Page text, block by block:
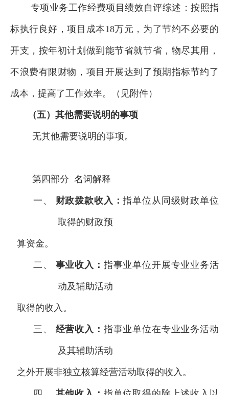
专项业务工作经费项目绩效自评综述：按照指
标执行良好，项目成本18万元， 为了节约不必要的
开支，按年初计划做到能节省就节省，物尽其用，
不浪费有限财物，项目开展达到了预期指标节约了
成本，提高了工作效率。（见附件）
（五）其他需要说明的事项
无其他需要说明的事项。
第四部分 名词解释
一、 财政拨款收入：指单位从同级财政单位
取得的财政预
算资金。
二、 事业收入： 指事业单位开展专业业务活
动及辅助活动
取得的收入。
三、 经营收入： 指事业单位在专业业务活动
及其辅助活动
之外开展非独立核算经营活动取得的收入。